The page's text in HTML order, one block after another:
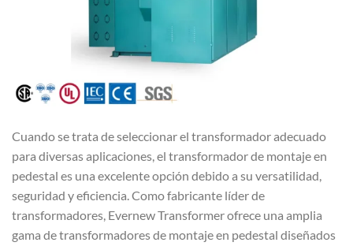
Cuando se trata de seleccionar el transformador adecuado
para diversas aplicaciones, el transformador de montaje en
pedestal es una excelente opción debido a su versatilidad,
seguridad y eficiencia. Como fabricante líder de
transformadores, Evernew Transformer ofrece una amplia
gama de transformadores de montaje en pedestal diseñados